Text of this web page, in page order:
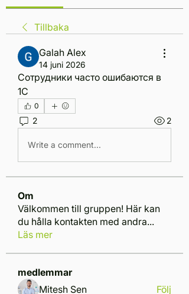
Tillbaka
Galah Alex
14 juni 2026
Сотрудники часто ошибаются в
1С
0
2 2
Write a comment...
Om
Välkommen till gruppen! Här kan
du hålla kontakten med andra...
Läs mer
medlemmar
Mitesh Sen
Följ